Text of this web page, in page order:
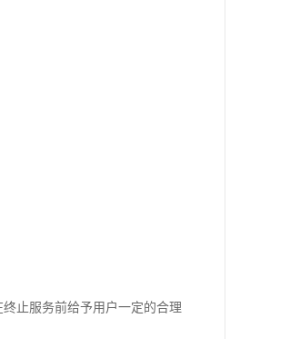
止服务前给予用户一定的合理